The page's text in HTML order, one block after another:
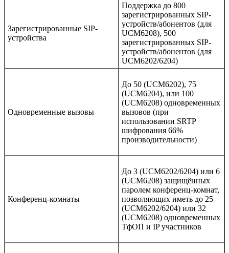
Зарегистрированные SIP-
устройства
Поддержка до 800
зарегистрированных SIP-
устройств/абонентов (для
UCM6208), 500
зарегистрированных SIP-
устройств/абонентов (для
UCM6202/6204)
Одновременные вызовы
До 50 (UCM6202), 75
(UCM6204), или 100
(UCM6208) одновременных
вызовов (при
использовании SRTP
шифрования 66%
производительности)
Конференц-комнаты
До 3 (UCM6202/6204) или 6
(UCM6208) защищённых
паролем конференц-комнат,
позволяющих иметь до 25
(UCM6202/6204) или 32
(UCM6208) одновременных
ТфОП и IP участников